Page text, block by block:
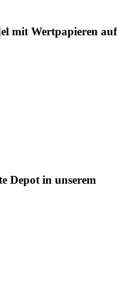
mit Wertpapieren auf
Depot in unserem